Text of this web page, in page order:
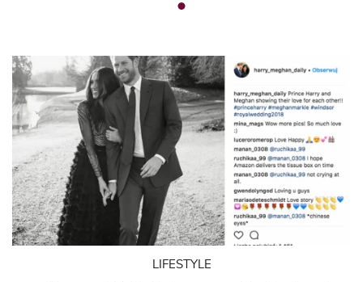
LIFESTYLE